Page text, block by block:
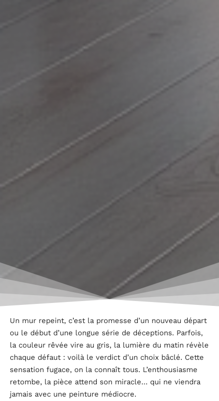
Un mur repeint, c’est la promesse d’un nouveau départ
ou le début d’une longue série de déceptions. Parfois,
la couleur rêvée vire au gris, la lumière du matin révèle
chaque défaut : voilà le verdict d’un choix bâclé. Cette
sensation fugace, on la connaît tous. L’enthousiasme
retombe, la pièce attend son miracle… qui ne viendra
jamais avec une peinture médiocre.